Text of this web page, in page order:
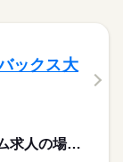
ックス大
204,300円〜300,000円 ※フルタイム求人の場合は月額（換算額）、パート求人の場合は時間額を表示しています。